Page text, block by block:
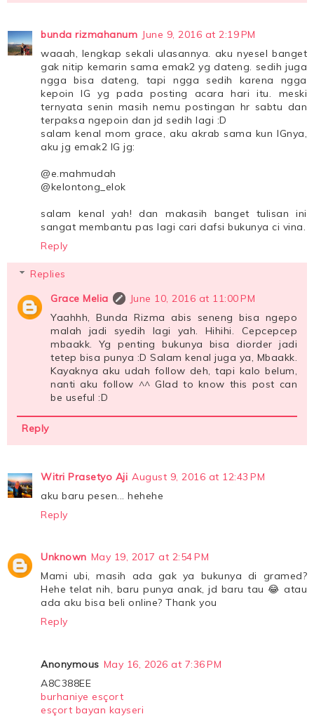
bunda rizmahanum June 9, 2016 at 2:19 PM
waaah, lengkap sekali ulasannya. aku nyesel banget
gak nitip kemarin sama emak2 yg dateng. sedih juga
ngga bisa dateng, tapi ngga sedih karena ngga
kepoin IG yg pada posting acara hari itu. meski
ternyata senin masih nemu postingan hr sabtu dan
terpaksa ngepoin dan jd sedih lagi :D
salam kenal mom grace, aku akrab sama kun IGnya,
aku jg emak2 IG jg:
@e.mahmudah
@kelontong_elok
salam kenal yah! dan makasih banget tulisan ini
sangat membantu pas lagi cari dafsi bukunya ci vina.
Reply
Replies
Grace Melia
June 10, 2016 at 11:00 PM
Yaahhh, Bunda Rizma abis seneng bisa ngepo
malah jadi syedih lagi yah. Hihihi. Cepcepcep
mbaakk. Yg penting bukunya bisa diorder jadi
tetep bisa punya :D Salam kenal juga ya, Mbaakk.
Kayaknya aku udah follow deh, tapi kalo belum,
nanti aku follow ^^ Glad to know this post can
be useful :D
Reply
Witri Prasetyo Aji August 9, 2016 at 12:43 PM
aku baru pesen... hehehe
Reply
Unknown May 19, 2017 at 2:54 PM
Mami ubi, masih ada gak ya bukunya di gramed?
Hehe telat nih, baru punya anak, jd baru tau 😂 atau
ada aku bisa beli online? Thank you
Reply
Anonymous May 16, 2026 at 7:36 PM
A8C388EE
burhaniye esçort
esçort bayan kayseri